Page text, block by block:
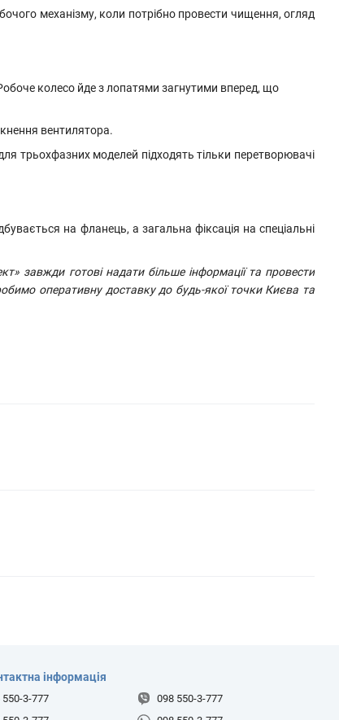
механізму, коли потрібно провести чищення, огляд
колесо йде з лопатями загнутими вперед, що
вентилятора.
трьохфазних моделей підходять тільки перетворювачі
на фланець, а загальна фіксація на спеціальні
завжди готові надати більше інформації та провести
оперативну доставку до будь-якої точки Києва та
інформація
550-3-777
098 550-3-777